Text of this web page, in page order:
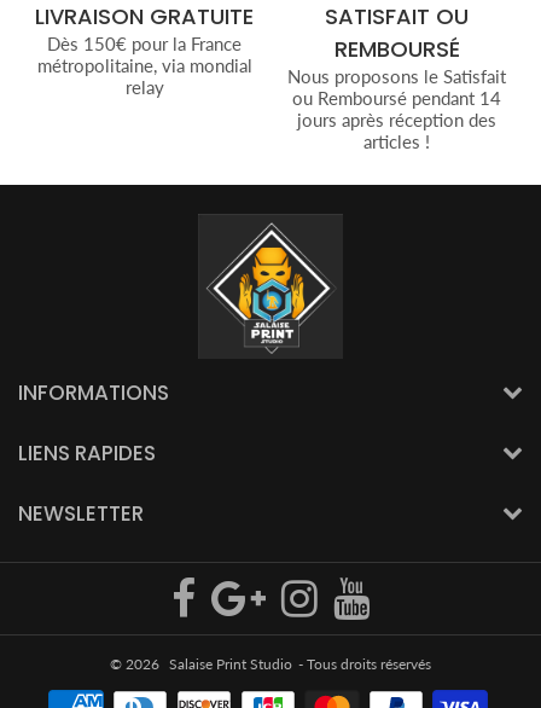
LIVRAISON GRATUITE
Dès 150€ pour la France
métropolitaine, via mondial
relay
SATISFAIT OU
REMBOURSÉ
Nous proposons le Satisfait
ou Remboursé pendant 14
jours après réception des
articles !
INFORMATIONS
LIENS RAPIDES
NEWSLETTER
© 2026 Salaise Print Studio - Tous droits réservés